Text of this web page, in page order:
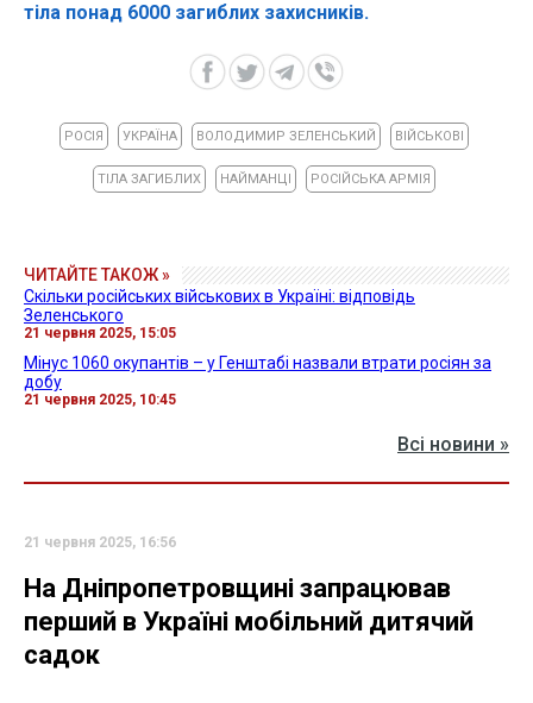
тіла понад 6000 загиблих захисників.
РОСІЯ УКРАЇНА ВОЛОДИМИР ЗЕЛЕНСЬКИЙ ВІЙСЬКОВІ
ТІЛА ЗАГИБЛИХ НАЙМАНЦІ РОСІЙСЬКА АРМІЯ
ЧИТАЙТЕ ТАКОЖ »
Скільки російських військових в Україні: відповідь
Зеленського
21 червня 2025, 15:05
Мінус 1060 окупантів – у Генштабі назвали втрати росіян за
добу
21 червня 2025, 10:45
Всі новини »
21 червня 2025, 16:56
На Дніпропетровщині запрацював
перший в Україні мобільний дитячий
садок